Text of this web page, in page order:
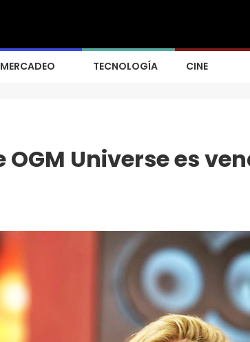
MERCADEO TECNOLOGÍA CINE
OGM Universe es